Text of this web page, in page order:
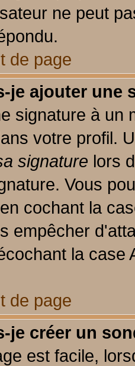
ne peut
de page
je ajouter une
signature à un
votre profil.
signature lors
Vous
cochant la
empêcher
la
de page
je créer un
est facile,